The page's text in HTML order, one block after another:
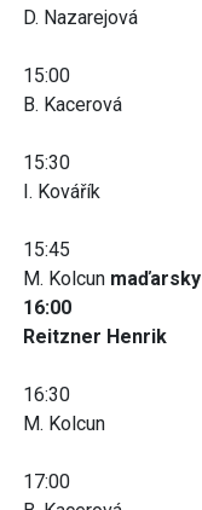
D. Nazarejová
15:00
B. Kacerová
15:30
I. Kovářík
15:45
M. Kolcun maďarsky
16:00
Reitzner Henrik
16:30
M. Kolcun
17:00